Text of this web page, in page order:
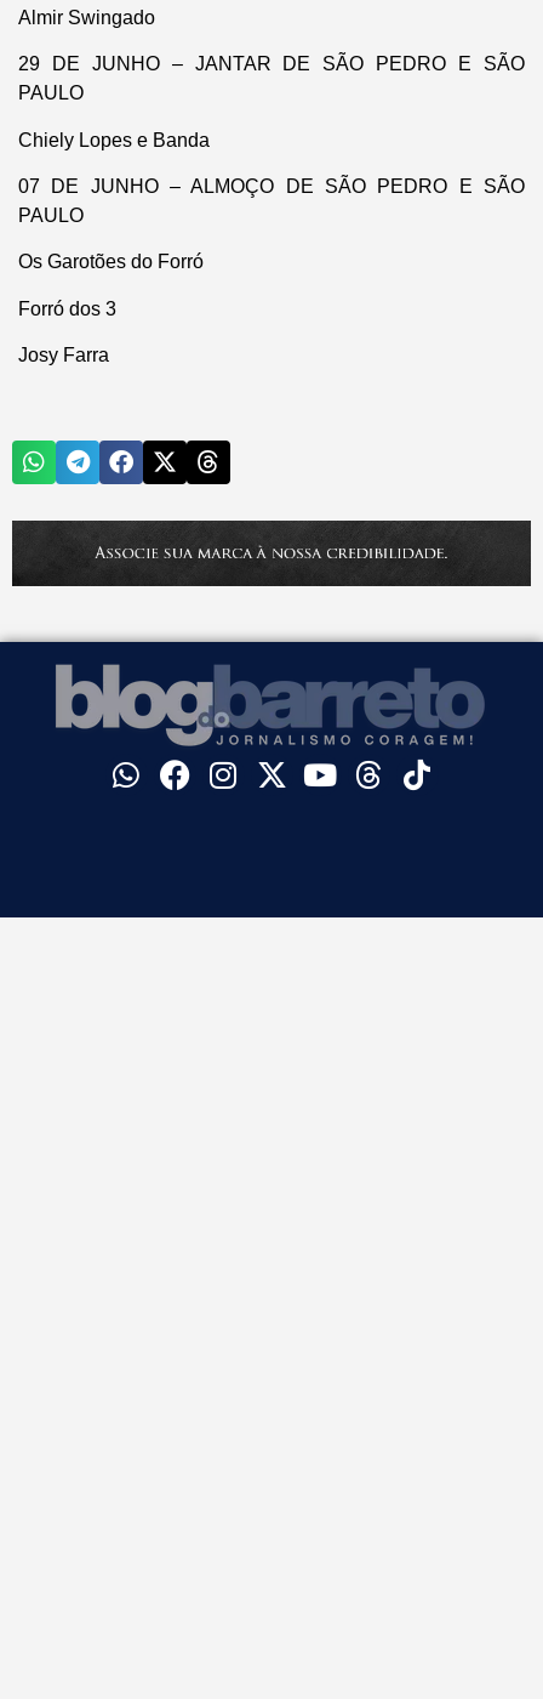
Almir Swingado
29 DE JUNHO – JANTAR DE SÃO PEDRO E SÃO
PAULO
Chiely Lopes e Banda
07 DE JUNHO – ALMOÇO DE SÃO PEDRO E SÃO
PAULO
Os Garotões do Forró
Forró dos 3
Josy Farra